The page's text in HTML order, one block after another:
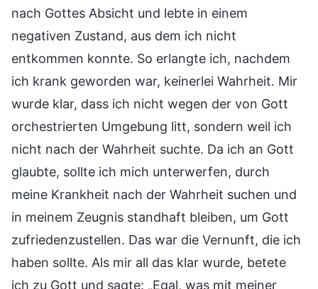
nach Gottes Absicht und lebte in einem
negativen Zustand, aus dem ich nicht
entkommen konnte. So erlangte ich, nachdem
ich krank geworden war, keinerlei Wahrheit. Mir
wurde klar, dass ich nicht wegen der von Gott
orchestrierten Umgebung litt, sondern weil ich
nicht nach der Wahrheit suchte. Da ich an Gott
glaubte, sollte ich mich unterwerfen, durch
meine Krankheit nach der Wahrheit suchen und
in meinem Zeugnis standhaft bleiben, um Gott
zufriedenzustellen. Das war die Vernunft, die ich
haben sollte. Als mir all das klar wurde, betete
ich zu Gott und sagte: „Egal, was mit meiner